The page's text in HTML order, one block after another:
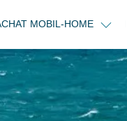
MOBIL-HOME